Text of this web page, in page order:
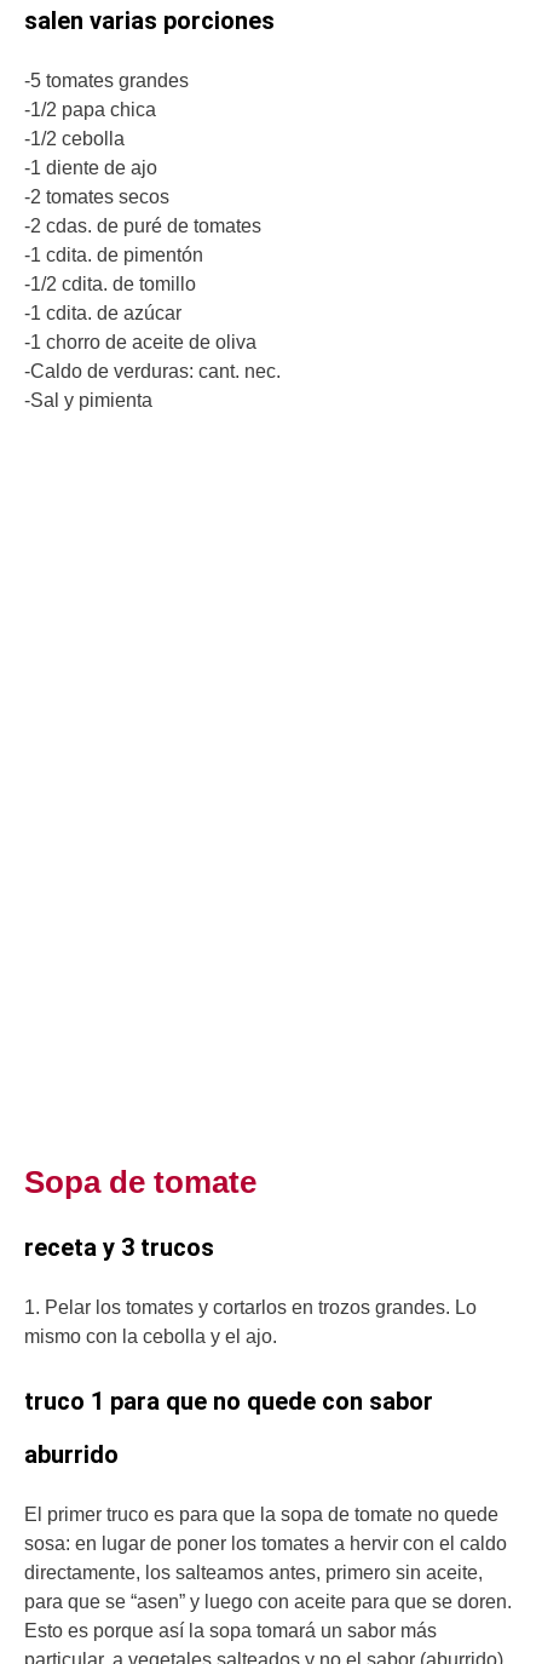
salen varias porciones
-5 tomates grandes
-1/2 papa chica
-1/2 cebolla
-1 diente de ajo
-2 tomates secos
-2 cdas. de puré de tomates
-1 cdita. de pimentón
-1/2 cdita. de tomillo
-1 cdita. de azúcar
-1 chorro de aceite de oliva
-Caldo de verduras: cant. nec.
-Sal y pimienta
Sopa de tomate
receta y 3 trucos
1. Pelar los tomates y cortarlos en trozos grandes. Lo
mismo con la cebolla y el ajo.
truco 1 para que no quede con sabor
aburrido
El primer truco es para que la sopa de tomate no quede
sosa: en lugar de poner los tomates a hervir con el caldo
directamente, los salteamos antes, primero sin aceite,
para que se “asen” y luego con aceite para que se doren.
Esto es porque así la sopa tomará un sabor más